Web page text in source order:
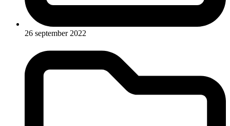
26 september 2022